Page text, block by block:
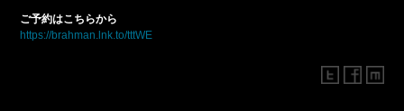
ご予約はこちらから
https://brahman.lnk.to/tttWE